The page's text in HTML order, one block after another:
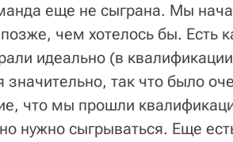
еще не сыграна. Мы
чем хотелось бы. Есть
идеально (в
значительно, так что было
что мы прошли
нужно сыгрываться. Еще